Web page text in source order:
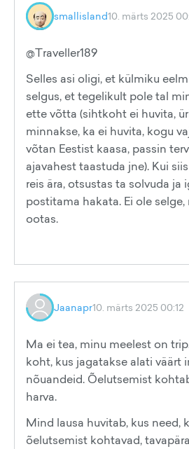
smallisland10. märts 2025
@Traveller189
Selles asi oligi, et külmiku
selgus, et tegelikult pole tal
ette võtta (sihtkoht ei huvita,
minnakse, ka ei huvita, kogu
võtan Eestist kaasa, passin
ajavahest taastuda jne). Kui
reis ära, otsustas ta solvuda ja
postitama hakata. Ei ole
ootas.
Jaanapr10. märts 2025 00:12
Ma ei tea, minu meelest on
koht, kus jagatakse alati väärt
nõuandeid. Õelutsemist
harva.
Mind lausa huvitab, kus need,
õelutsemist kohtavad,